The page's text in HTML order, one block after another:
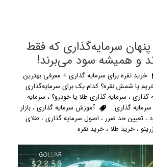
3 اصل پنهان سرمایه‌گذاری که فقط
خرید نقره برای سرمایه گذاری + معرفی بهترین
یا شمش نقره؟ کدام یک برای سرمایه‌گذاری
گذاری، سرمایه گذاری طلا یا خودرو؟، سرمایه
سرمایه گذاری آموزش سرمایه گذاری، بازار
، تعیین حد ضرر ، اصول سرمایه گذاری، طلای
، خرید طلا ، خرید نقره